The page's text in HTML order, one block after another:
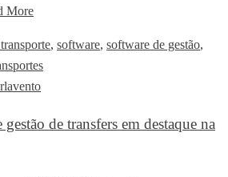
More
, software, software de gestão,
de transfers em destaque na